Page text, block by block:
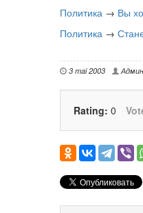
Политика → Вы
Политика →
3 mai 2003
Rating: 0